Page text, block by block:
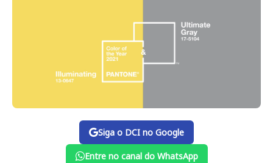
Siga o DCI no Google
Entre no canal do WhatsApp